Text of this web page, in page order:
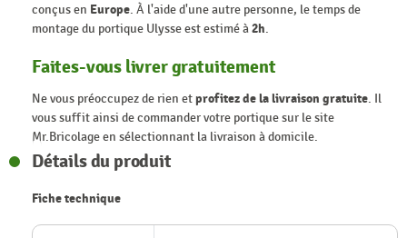
conçus en Europe. À l'aide d'une autre personne, le temps de
montage du portique Ulysse est estimé à2h.
Faites-vous livrer gratuitement
Ne vous préoccupez de rien etprofitez de la livraison gratuite. Il
vous suffit ainsi de commander votre portique sur le site
Mr.Bricolage en sélectionnant la livraison à domicile.
Détails du produit
Fiche technique